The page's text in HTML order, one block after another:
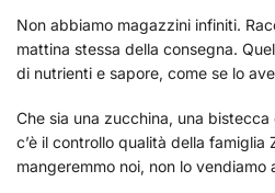
Non abbiamo magazzini infiniti.
mattina stessa della consegna.
di nutrienti e sapore, come se lo
Che sia una zucchina, una
c’è il controllo qualità della famiglia
mangeremmo noi, non lo vendiamo